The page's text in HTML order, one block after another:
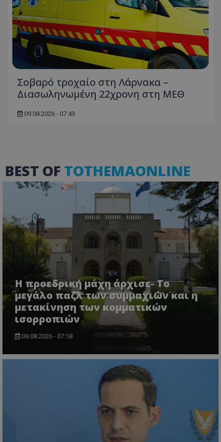
Σοβαρό τροχαίο στη Λάρνακα –
Διασωληνωμένη 22χρονη στη ΜΕΘ
09.08.2026 - 07:43
BEST OF TOTHEMAONLINE
Η προεδρική μάχη άρχισε- Το
μεγάλο παζλ των συμμαχιών και η
μετακίνηση των κομματικών
ισορροπιών
09.08.2026 - 07:18
usprivacy
.lifenewscy.tothemaonline.com
ASP.NET_SessionId
VISITOR_PRIVACY_METADATA
YouTube
.youtube.com